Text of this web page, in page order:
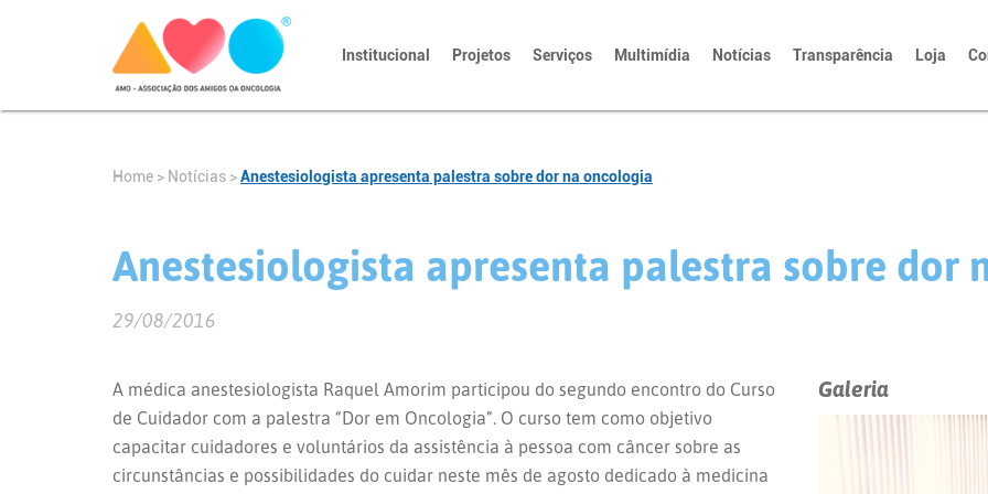
Institucional Projetos Serviços Multimídia Notícias Transparência Loja
Home > Notícias >Anestesiologista apresenta palestra sobre dor na oncologia
Anestesiologista apresenta palestra sobre dor
29/08/2016
Galeria
A médica anestesiologista Raquel Amorim participou do segundo encontro do Curso
de Cuidador com a palestra “Dor em Oncologia”. O curso tem como objetivo
capacitar cuidadores e voluntários da assistência à pessoa com câncer sobre as
circunstâncias e possibilidades do cuidar neste mês de agosto dedicado à medicina